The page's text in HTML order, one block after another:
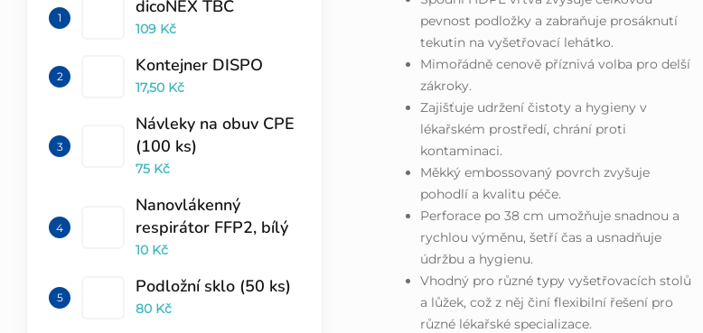
dicoNEX TBC
109 Kč
Kontejner DISPO
17,50 Kč
Návleky na obuv CPE
(100 ks)
75 Kč
Nanovlákenný
respirátor FFP2, bílý
10 Kč
Podložní sklo (50 ks)
80 Kč
pevnost podložky a zabraňuje prosáknutí
tekutin na vyšetřovací lehátko.
Mimořádně cenově příznivá volba pro delší
zákroky.
Zajišťuje udržení čistoty a hygieny v
lékařském prostředí, chrání proti
kontaminaci.
Měkký embossovaný povrch zvyšuje
pohodlí a kvalitu péče.
Perforace po 38 cm umožňuje snadnou a
rychlou výměnu, šetří čas a usnadňuje
údržbu a hygienu.
Vhodný pro různé typy vyšetřovacích stolů
a lůžek, což z něj činí flexibilní řešení pro
různé lékařské specializace.